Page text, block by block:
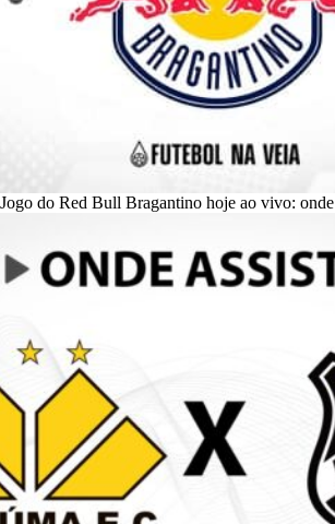
Jogo do Red Bull Bragantino hoje ao vivo: onde